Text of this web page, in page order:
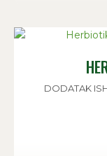
DODATAK